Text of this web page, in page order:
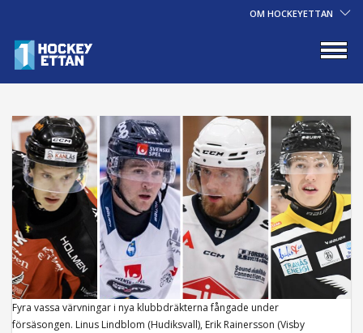
OM HOCKEYETTAN
Fyra vassa värvningar i nya klubbdräkterna fångade under
försäsongen. Linus Lindblom (Hudiksvall), Erik Rainersson (Visby